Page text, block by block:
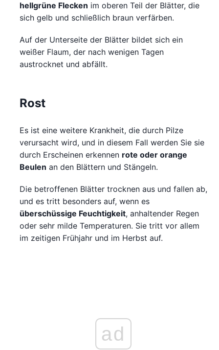
hellgrüne Flecken im oberen Teil der Blätter, die
sich gelb und schließlich braun verfärben.
Auf der Unterseite der Blätter bildet sich ein
weißer Flaum, der nach wenigen Tagen
austrocknet und abfällt.
Rost
Es ist eine weitere Krankheit, die durch Pilze
verursacht wird, und in diesem Fall werden Sie sie
durch Erscheinen erkennen rote oder orange
Beulen an den Blättern und Stängeln.
Die betroffenen Blätter trocknen aus und fallen ab,
und es tritt besonders auf, wenn es
überschüssige Feuchtigkeit, anhaltender Regen
oder sehr milde Temperaturen. Sie tritt vor allem
im zeitigen Frühjahr und im Herbst auf.
ad